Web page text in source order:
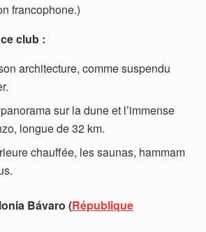
francophone.)
club :
architecture, comme suspendu
sur la dune et l’immense
longue de 32 km.
chauffée, les saunas, hammam
Bávaro (République